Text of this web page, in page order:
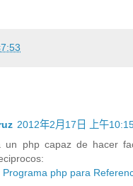
2012年2月17日 上午
un php capaz de hacer
Programa php para